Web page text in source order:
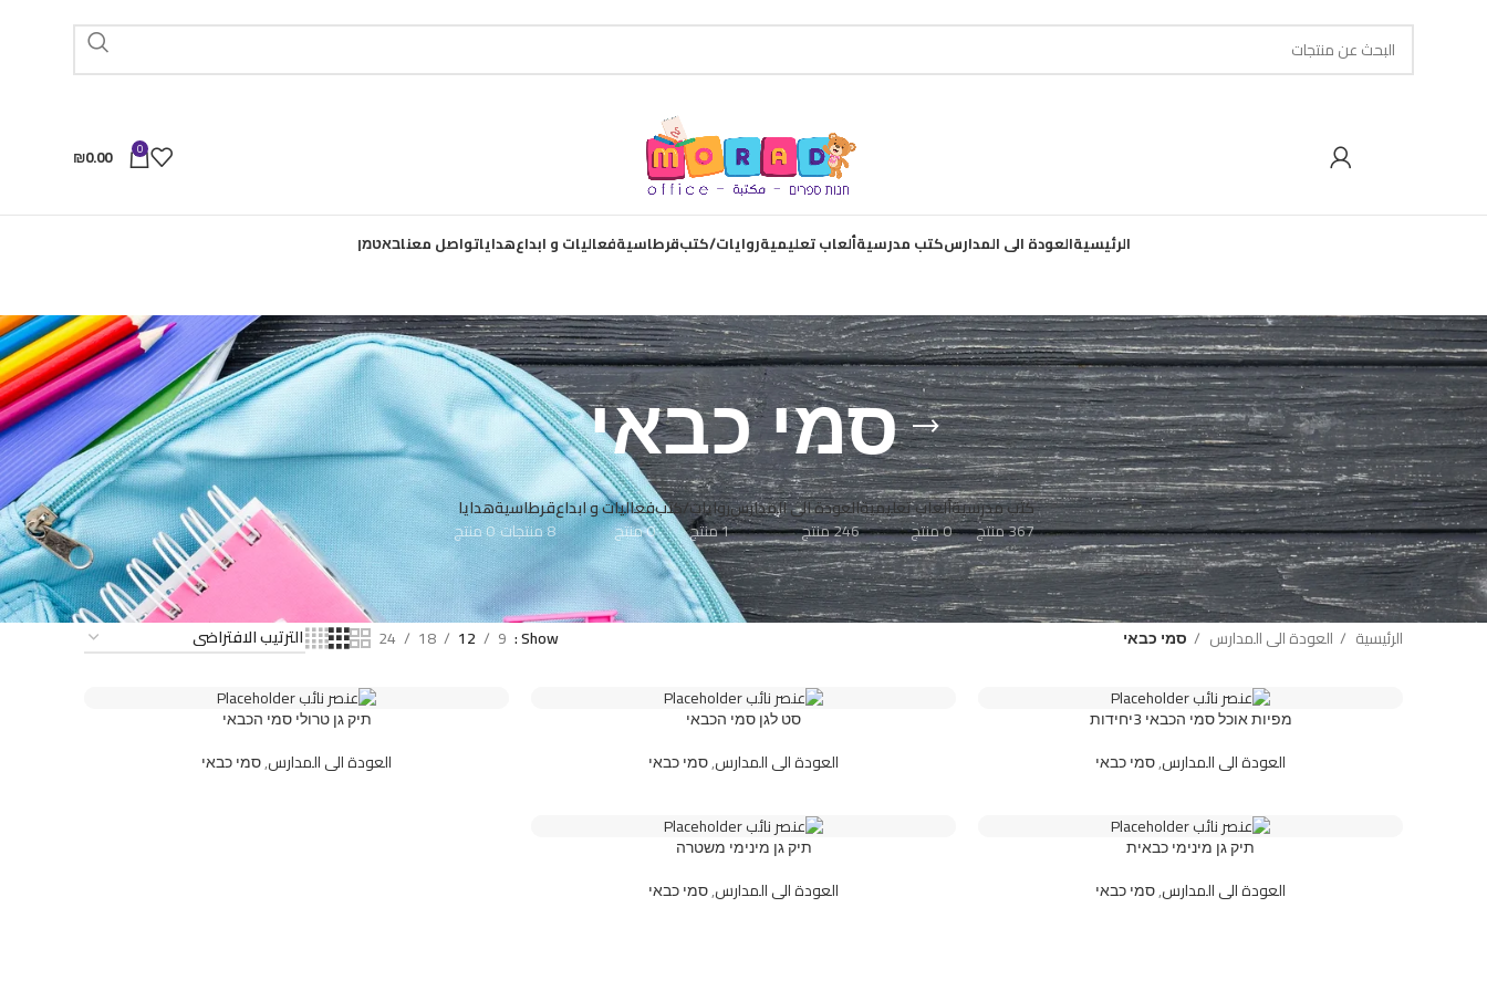
0
₪0.00
الرئيسيةالعودة الى المدارسكتب مدرسيةألعاب تعليميةروايات/كتبقرطاسيةفعاليات و ابداعهداياتواصل معناבאטמן
סמי כבאי
كتب مدرسية
367 منتج
ألعاب تعليمية
0 منتج
العودة الى المدارس
246 منتج
روايات/كتب
1 منتج
فعاليات و ابداع
0 منتج
قرطاسية
8 منتجات
هدايا
0 منتج
الرئيسية العودة الى المدارس סמי כבאי Show
9
12
18
24
מפיות אוכל סמי הכבאי 3יחידות
العودة الى المدارس,סמי כבאי
סט לגן סמי הכבאי
العودة الى المدارس,סמי כבאי
תיק גן טרולי סמי הכבאי
العودة الى المدارس,סמי כבאי
תיק גן מינימי כבאית
العودة الى المدارس,סמי כבאי
תיק גן מינימי משטרה
العودة الى المدارس,סמי כבאי